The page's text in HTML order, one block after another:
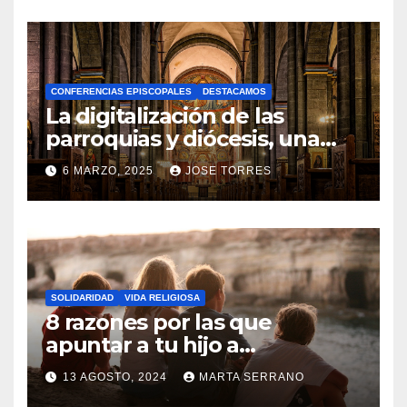
H
A
Y
C
O
M
N
T
A
R
I
O
S
CONFERENCIAS EPISCOPALES DESTACAMOS
La digitalización de las
parroquias y diócesis, una
realidad ya para el futuro de
la Iglesia
6 MARZO, 2025 JOSE TORRES
N
H
A
Y
SOLIDARIDAD VIDA RELIGIOSA
8 razones por las que
apuntar a tu hijo a
Catequesis
13 AGOSTO, 2024 MARTA SERRANO